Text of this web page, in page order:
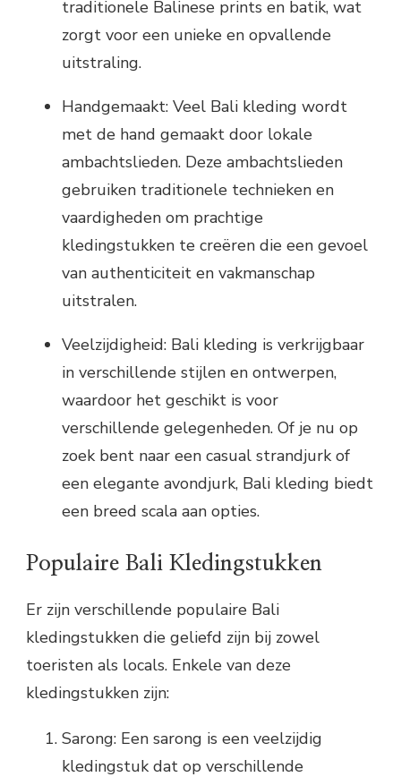
traditionele Balinese prints en batik, wat
zorgt voor een unieke en opvallende
uitstraling.
Handgemaakt: Veel Bali kleding wordt
met de hand gemaakt door lokale
ambachtslieden. Deze ambachtslieden
gebruiken traditionele technieken en
vaardigheden om prachtige
kledingstukken te creëren die een gevoel
van authenticiteit en vakmanschap
uitstralen.
Veelzijdigheid: Bali kleding is verkrijgbaar
in verschillende stijlen en ontwerpen,
waardoor het geschikt is voor
verschillende gelegenheden. Of je nu op
zoek bent naar een casual strandjurk of
een elegante avondjurk, Bali kleding biedt
een breed scala aan opties.
Populaire Bali Kledingstukken
Er zijn verschillende populaire Bali
kledingstukken die geliefd zijn bij zowel
toeristen als locals. Enkele van deze
kledingstukken zijn:
Sarong: Een sarong is een veelzijdig
kledingstuk dat op verschillende